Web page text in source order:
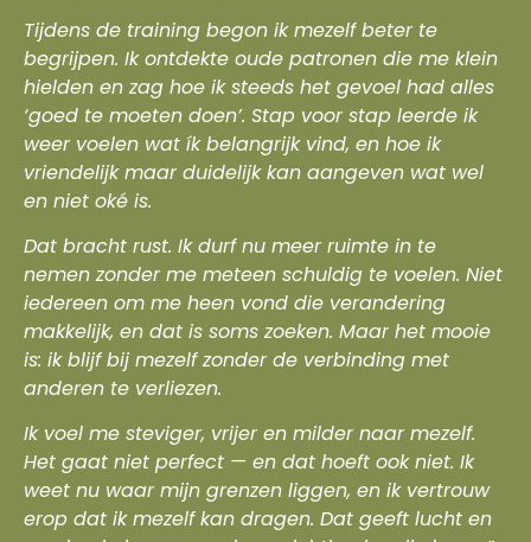
Tijdens de training begon ik mezelf beter te
begrijpen. Ik ontdekte oude patronen die me klein
hielden en zag hoe ik steeds het gevoel had alles
‘goed te moeten doen’. Stap voor stap leerde ik
weer voelen wat ík belangrijk vind, en hoe ik
vriendelijk maar duidelijk kan aangeven wat wel
en niet oké is.
Dat bracht rust. Ik durf nu meer ruimte in te
nemen zonder me meteen schuldig te voelen. Niet
iedereen om me heen vond die verandering
makkelijk, en dat is soms zoeken. Maar het mooie
is: ik blijf bij mezelf zonder de verbinding met
anderen te verliezen.
Ik voel me steviger, vrijer en milder naar mezelf.
Het gaat niet perfect — en dat hoeft ook niet. Ik
weet nu waar mijn grenzen liggen, en ik vertrouw
erop dat ik mezelf kan dragen. Dat geeft lucht en